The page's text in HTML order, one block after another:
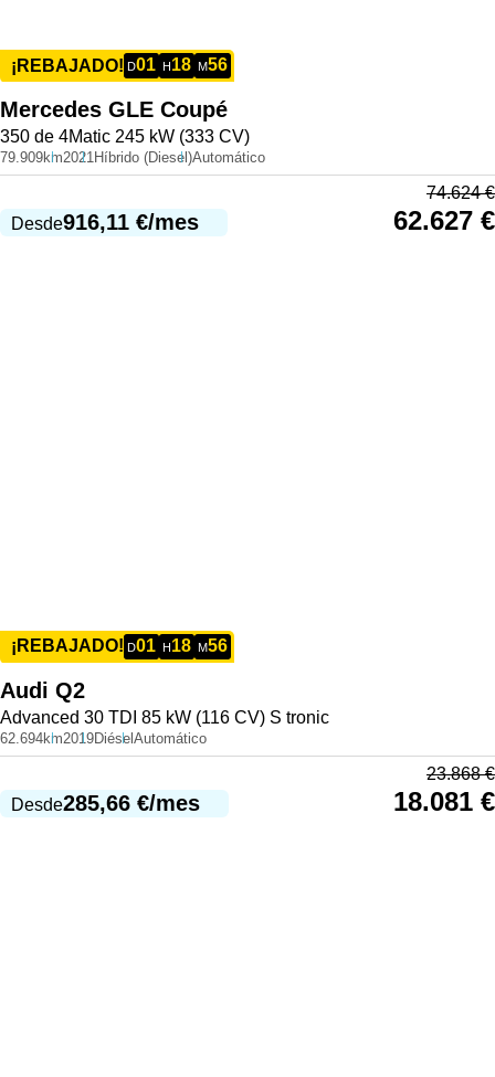
¡REBAJADO! D01 H 18 M56
Mercedes GLE Coupé
350 de 4Matic 245 kW (333 CV)
79.909km2021Híbrido (Diesel)Automático
Desde916,11 €/mes
74.624€
62.627 €
¡REBAJADO! D01 H18 M56
Audi Q2
Advanced 30 TDI 85 kW (116 CV) S tronic
62.694km2019Diésel Automático
Desde285,66 €/mes
23.868€
18.081 €